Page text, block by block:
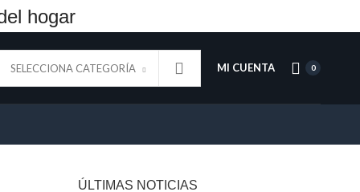
hogar
SELECCIONA CATEGORÍA MI CUENTA 0
ÚLTIMAS NOTICIAS